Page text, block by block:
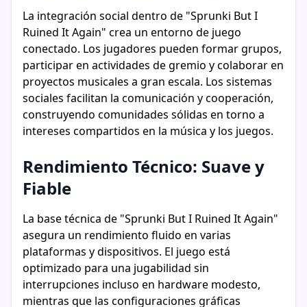
La integración social dentro de "Sprunki But I
Ruined It Again" crea un entorno de juego
conectado. Los jugadores pueden formar grupos,
participar en actividades de gremio y colaborar en
proyectos musicales a gran escala. Los sistemas
sociales facilitan la comunicación y cooperación,
construyendo comunidades sólidas en torno a
intereses compartidos en la música y los juegos.
Rendimiento Técnico: Suave y
Fiable
La base técnica de "Sprunki But I Ruined It Again"
asegura un rendimiento fluido en varias
plataformas y dispositivos. El juego está
optimizado para una jugabilidad sin
interrupciones incluso en hardware modesto,
mientras que las configuraciones gráficas